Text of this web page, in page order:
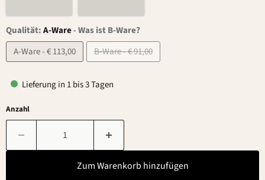
Qualität:A-Ware-Was ist B-Ware?
A-Ware - € 113,00
B-Ware - € 91,00
Lieferung in 1 bis 3 Tagen
Anzahl
Zum Warenkorb hinzufügen